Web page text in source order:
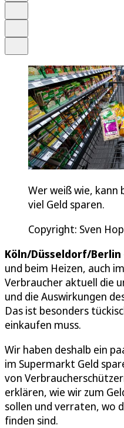
Wer weiß wie, kann
viel Geld sparen.
Copyright: Sven
Köln/Düsseldorf/Berlin
und beim Heizen, auch
Verbraucher aktuell die
und die Auswirkungen
Das ist besonders
einkaufen muss.
Wir haben deshalb ein
im Supermarkt Geld
von
erklären, wie wir zum
sollen und verraten, wo
finden sind.